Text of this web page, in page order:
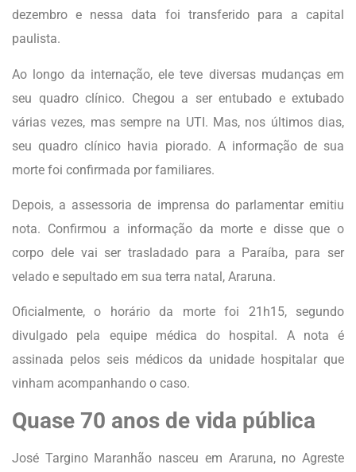
dezembro e nessa data foi transferido para a capital
paulista.
Ao longo da internação, ele teve diversas mudanças em
seu quadro clínico. Chegou a ser entubado e extubado
várias vezes, mas sempre na UTI. Mas, nos últimos dias,
seu quadro clínico havia piorado. A informação de sua
morte foi confirmada por familiares.
Depois, a assessoria de imprensa do parlamentar emitiu
nota. Confirmou a informação da morte e disse que o
corpo dele vai ser trasladado para a Paraíba, para ser
velado e sepultado em sua terra natal, Araruna.
Oficialmente, o horário da morte foi 21h15, segundo
divulgado pela equipe médica do hospital. A nota é
assinada pelos seis médicos da unidade hospitalar que
vinham acompanhando o caso.
Quase 70 anos de vida pública
José Targino Maranhão nasceu em Araruna, no Agreste